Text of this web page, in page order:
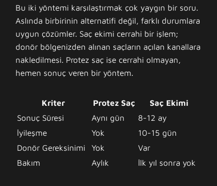
Bu iki yöntemi karşılaştırmak çok yaygın bir soru.
Aslında birbirinin alternatifi değil, farklı durumlara
uygun çözümler. Saç ekimi cerrahi bir işlem;
donör bölgenizden alınan saçların açılan kanallara
nakledilmesi. Protez saç ise cerrahi olmayan,
hemen sonuç veren bir yöntem.
Kriter Protez Saç
Saç Ekimi
Sonuç Süresi
Aynı gün
8-12 ay
İyileşme
Yok
10-15 gün
Donör Gereksinimi
Yok
Var
Bakım
Aylık İlk yıl sonra yok